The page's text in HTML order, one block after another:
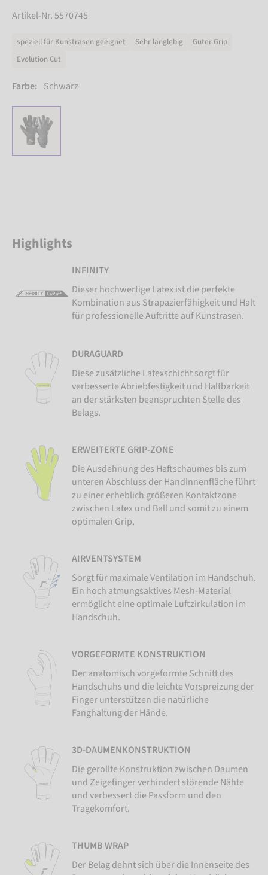
Artikel-Nr. 5570745
speziell für Kunstrasen geeignet Sehr langlebig
Guter Grip
Evolution Cut
Farbe: Schwarz
Highlights
INFINITY
Dieser hochwertige Latex ist die perfekte
Kombination aus Strapazierfähigkeit und Halt
für professionelle Auftritte auf Kunstrasen.
DURAGUARD
Diese zusätzliche Latexschicht sorgt für
verbesserte Abriebfestigkeit und Haltbarkeit
an der stärksten beanspruchten Stelle des
Belags.
ERWEITERTE GRIP-ZONE
Die Ausdehnung des Haftschaumes bis zum
unteren Abschluss der Handinnenfläche führt
zu einer erheblich größeren Kontaktzone
zwischen Latex und Ball und somit zu einem
optimalen Grip.
AIRVENTSYSTEM
Sorgt für maximale Ventilation im Handschuh.
Ein hoch atmungsaktives Mesh-Material
ermöglicht eine optimale Luftzirkulation im
Handschuh.
VORGEFORMTE KONSTRUKTION
Der anatomisch vorgeformte Schnitt des
Handschuhs und die leichte Vorspreizung der
Finger unterstützen die natürliche
Fanghaltung der Hände.
3D-DAUMENKONSTRUKTION
Die gerollte Konstruktion zwischen Daumen
und Zeigefinger verhindert störende Nähte
und verbessert die Passform und den
Tragekomfort.
THUMB WRAP
Der Belag dehnt sich über die Innenseite des